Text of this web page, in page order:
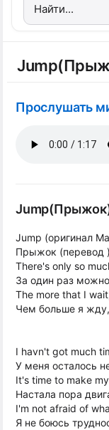
Прослушать
Jump (оригинал
Прыжок (перевод )
There's only so
За один раз
The more that I
Чем больше я
I havn't got much
У меня осталось
It's time to make
Настала пора
I'm not afraid of
Я не боюсь